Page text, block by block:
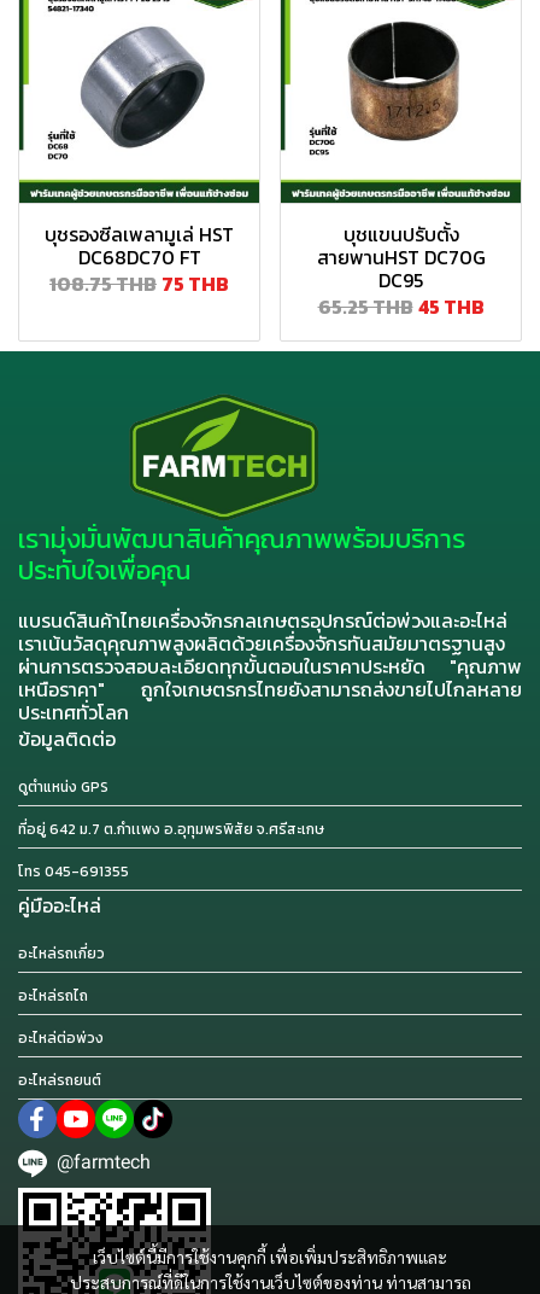
บุชรองซีลเพลามูเล่ HST
DC68DC70 FT
108.75 THB 75 THB
บุชแขนปรับตั้ง
สายพานHST DC70G
DC95
65.25 THB45 THB
เว็บไซต์นี้มีการใช้งานคุกกี้ เพื่อเพิ่มประสิทธิภาพและ
ประสบการณ์ที่ดีในการใช้งานเว็บไซต์ของท่าน ท่านสามารถ
เรามุ่งมั่นพัฒนาสินค้าคุณภาพพร้อมบริการ
ประทับใจเพื่อคุณ
แบรนด์สินค้าไทยเครื่องจักรกลเกษตรอุปกรณ์ต่อพ่วงและอะไหล่
เราเน้นวัสดุคุณภาพสูงผลิตด้วยเครื่องจักรทันสมัยมาตรฐานสูง
ผ่านการตรวจสอบละเอียดทุกขั้นตอนในราคาประหยัด "คุณภาพ
เหนือราคา" ถูกใจเกษตรกรไทยยังสามารถส่งขายไปไกลหลาย
ประเทศทั่วโลก
ข้อมูลติดต่อ
ดูตำแหน่ง GPS
ที่อยู่ 642 ม.7 ต.กำเเพง อ.อุทุมพรพิสัย จ.ศรีสะเกษ
โทร 045-691355
คู่มืออะไหล่
อะไหล่รถเกี่ยว
อะไหล่รถไถ
อะไหล่ต่อพ่วง
อะไหล่รถยนต์
@farmtech